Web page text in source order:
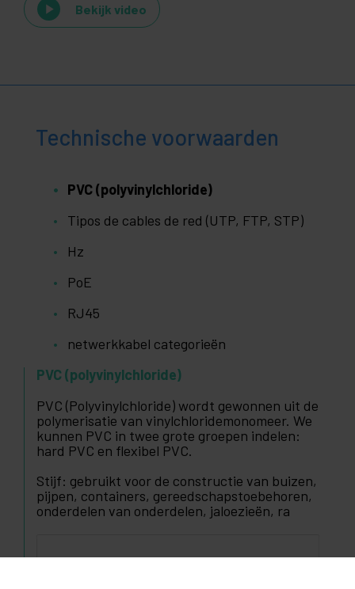
Bekijk video
Technische voorwaarden
PVC (polyvinylchloride)
Tipos de cables de red (UTP, FTP, STP)
Hz
PoE
RJ45
netwerkkabel categorieën
PVC (polyvinylchloride)
PVC (Polyvinylchloride) wordt gewonnen uit de
polymerisatie van vinylchloridemonomeer. We
kunnen PVC in twee grote groepen indelen:
hard PVC en flexibel PVC.
Stijf: gebruikt voor de constructie van buizen,
pijpen, containers, gereedschapstoebehoren,
onderdelen van onderdelen, jaloezieën, ra